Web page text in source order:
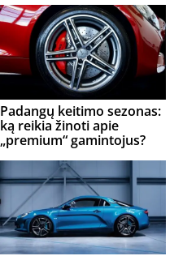
Padangų keitimo sezonas:
ką reikia žinoti apie
„premium“ gamintojus?